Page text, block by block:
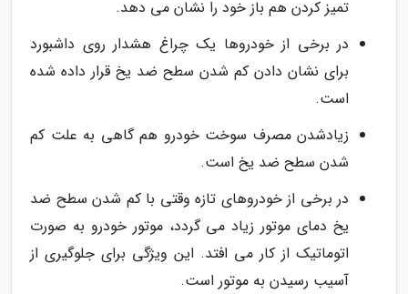
تمیز کردن هم باز خود را نشان می دهد.
در برخی از خودروها یک چراغ هشدار روی داشبورد
برای نشان دادن کم شدن سطح ضد یخ قرار داده شده
است.
زیادشدن مصرف سوخت خودرو هم گاهی به علت کم
شدن سطح ضد یخ است.
در برخی از خودروهای تازه وقتی با کم شدن سطح ضد
یخ دمای موتور زیاد می گردد، موتور خودرو به صورت
اتوماتیک از کار می افتد. این ویژگی برای جلوگیری از
آسیب رسیدن به موتور است.